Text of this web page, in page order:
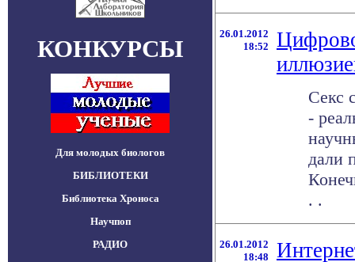
КОНКУРСЫ
Для молодых биологов
БИБЛИОТЕКИ
Библиотека Хроноса
Научпоп
РАДИО
26.01.2012
18:52
Секс
-
дали
. .
26.01.2012
18:48